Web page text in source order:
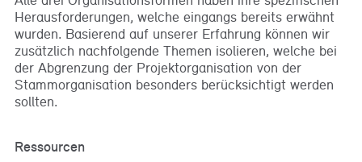
Herausforderungen, welche eingangs bereits erwähnt
wurden. Basierend auf unserer Erfahrung können wir
zusätzlich nachfolgende Themen isolieren, welche bei
der Abgrenzung der Projektorganisation von der
Stammorganisation besonders berücksichtigt werden
sollten.
Ressourcen